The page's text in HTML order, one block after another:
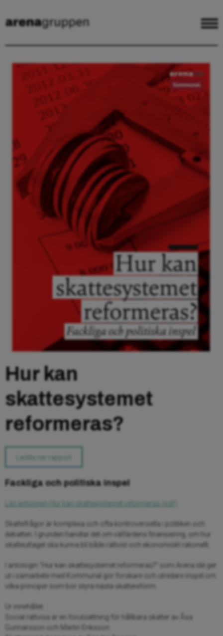
Hur kan
skattesystemet
reformeras?
Ladda ner rapport
Fackliga och politiska inspel
Läs antologin Hur kan skattesystemet reformeras (pdf)
Skattefrågor är komplexa och ofta kontroversiella i politiken och
debatten. I grunden handlar det om välfärdens finansiering, om hur
skatteuttaget ska kunna bli både rättvist och ekonomiskt rationellt.
I antologin ”Hur kan skattesystemet reformeras?” som Arena Idé ger
ut i samarbete med Kommunal gör forskare och utredare inspel om
vilka principer som bör styra nästa skattereform.
Ur innehållet:
Social rättvisa är en förutsättning för hållbara skatter av Åsa
Gunnarsson och Martin Eriksson